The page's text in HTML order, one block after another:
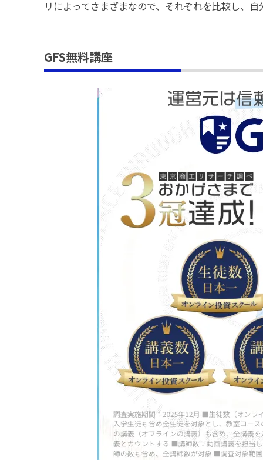
リによってさまざまなので、それぞれを比較し、
GFS無料講座